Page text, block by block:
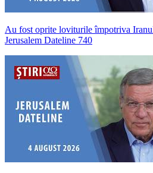
Au fost oprite loviturile împotriva
Jerusalem Dateline 740